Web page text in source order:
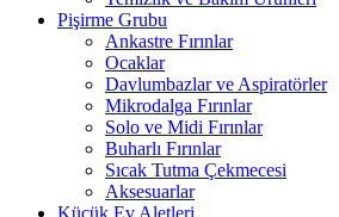
Pişirme Grubu
Ankastre Fırınlar
Ocaklar
Davlumbazlar ve Aspiratörler
Mikrodalga Fırınlar
Solo ve Midi Fırınlar
Buharlı Fırınlar
Sıcak Tutma Çekmecesi
Aksesuarlar
Küçük Ev Aletleri